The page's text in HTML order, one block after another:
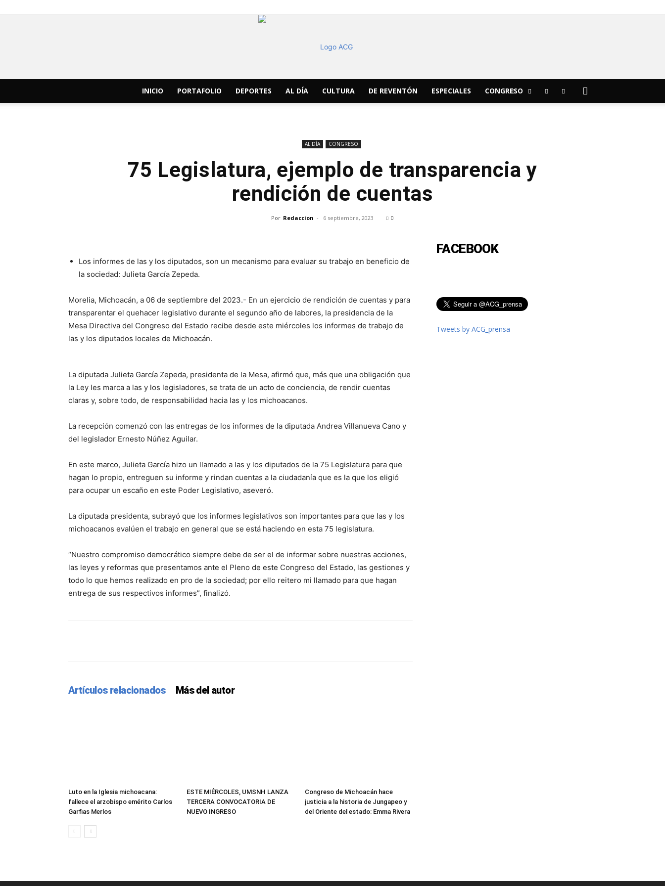
Noticias
INICIO PORTAFOLIO DEPORTES AL DÍA CULTURA DE REVENTÓN ESPECIALES CONGRESO
AL DÍA CONGRESO
75 Legislatura, ejemplo de transparencia y
rendición de cuentas
Por Redaccion - 6 septiembre, 2023 0
Los informes de las y los diputados, son un mecanismo para evaluar su trabajo en beneficio de
la sociedad: Julieta García Zepeda.
Morelia, Michoacán, a 06 de septiembre del 2023.- En un ejercicio de rendición de cuentas y para
transparentar el quehacer legislativo durante el segundo año de labores, la presidencia de la
Mesa Directiva del Congreso del Estado recibe desde este miércoles los informes de trabajo de
las y los diputados locales de Michoacán.
La diputada Julieta García Zepeda, presidenta de la Mesa, afirmó que, más que una obligación que
la Ley les marca a las y los legisladores, se trata de un acto de conciencia, de rendir cuentas
claras y, sobre todo, de responsabilidad hacia las y los michoacanos.
La recepción comenzó con las entregas de los informes de la diputada Andrea Villanueva Cano y
del legislador Ernesto Núñez Aguilar.
En este marco, Julieta García hizo un llamado a las y los diputados de la 75 Legislatura para que
hagan lo propio, entreguen su informe y rindan cuentas a la ciudadanía que es la que los eligió
para ocupar un escaño en este Poder Legislativo, aseveró.
La diputada presidenta, subrayó que los informes legislativos son importantes para que las y los
michoacanos evalúen el trabajo en general que se está haciendo en esta 75 legislatura.
“Nuestro compromiso democrático siempre debe de ser el de informar sobre nuestras acciones,
las leyes y reformas que presentamos ante el Pleno de este Congreso del Estado, las gestiones y
todo lo que hemos realizado en pro de la sociedad; por ello reitero mi llamado para que hagan
entrega de sus respectivos informes”, finalizó.
Artículos relacionados Más del autor
Luto en la Iglesia michoacana:
fallece el arzobispo emérito Carlos
Garfias Merlos
ESTE MIÉRCOLES, UMSNH LANZA
TERCERA CONVOCATORIA DE
NUEVO INGRESO
Congreso de Michoacán hace
justicia a la historia de Jungapeo y
del Oriente del estado: Emma Rivera
FACEBOOK
Tweets by ACG_prensa